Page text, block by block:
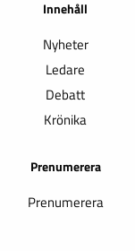
Innehåll
Nyheter
Ledare
Debatt
Krönika
Prenumerera
Prenumerera